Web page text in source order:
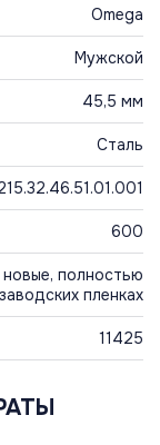
Omega
Мужской
45,5 мм
Сталь
600
полностью
пленках
11425